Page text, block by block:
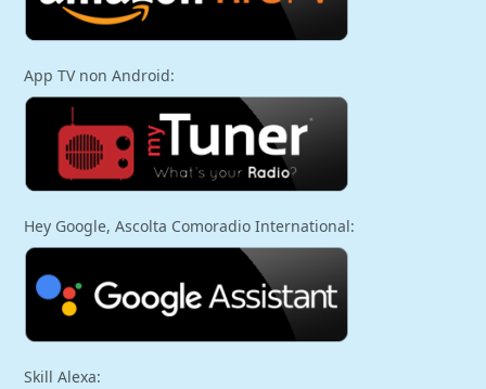
App TV non Android:
Hey Google, Ascolta Comoradio International:
Skill Alexa: